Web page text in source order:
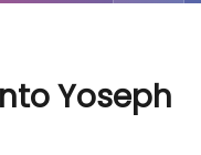
Yoseph